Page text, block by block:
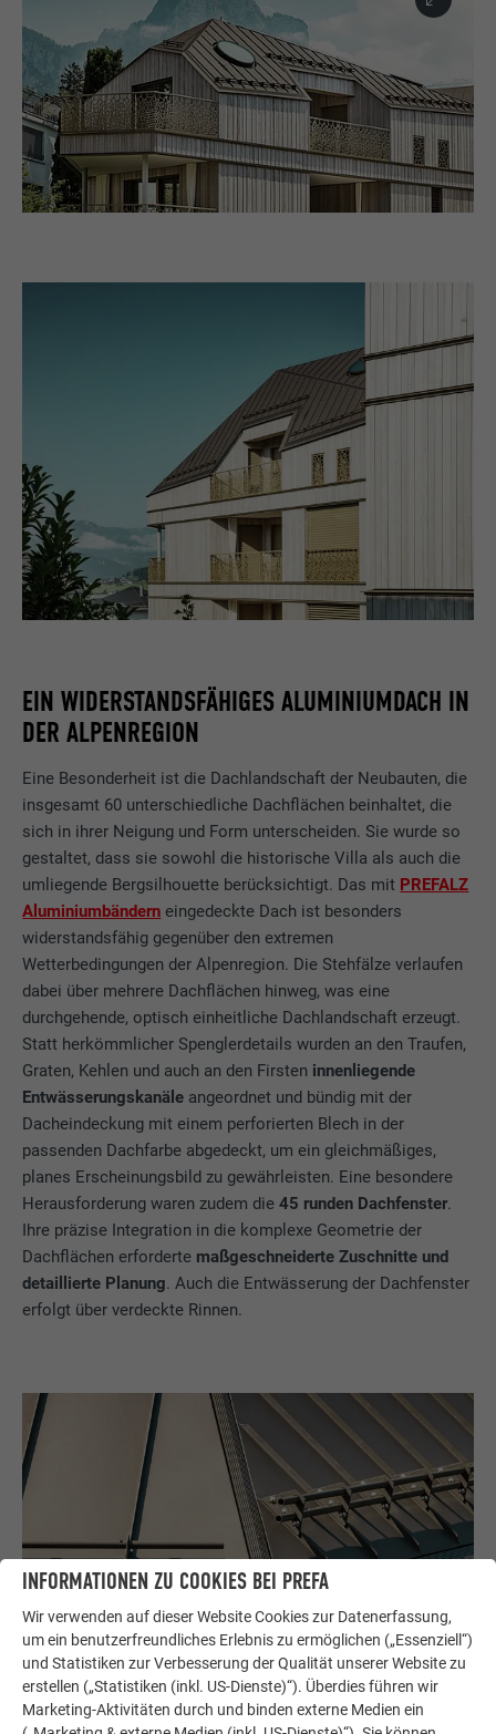
EIN WIDERSTANDSFÄHIGES ALUMINIUMDACH IN
DER ALPENREGION
Eine Besonderheit ist die Dachlandschaft der Neubauten, die
insgesamt 60 unterschiedliche Dachflächen beinhaltet, die
sich in ihrer Neigung und Form unterscheiden. Sie wurde so
gestaltet, dass sie sowohl die historische Villa als auch die
umliegende Bergsilhouette berücksichtigt. Das mit PREFALZ
Aluminiumbändern eingedeckte Dach ist besonders
widerstandsfähig gegenüber den extremen
Wetterbedingungen der Alpenregion. Die Stehfälze verlaufen
dabei über mehrere Dachflächen hinweg, was eine
durchgehende, optisch einheitliche Dachlandschaft erzeugt.
Statt herkömmlicher Spenglerdetails wurden an den Traufen,
Graten, Kehlen und auch an den Firsten innenliegende
Entwässerungskanäle angeordnet und bündig mit der
Dacheindeckung mit einem perforierten Blech in der
passenden Dachfarbe abgedeckt, um ein gleichmäßiges,
planes Erscheinungsbild zu gewährleisten. Eine besondere
Herausforderung waren zudem die45 runden Dachfenster.
Ihre präzise Integration in die komplexe Geometrie der
Dachflächen erforderte maßgeschneiderte Zuschnitte und
detaillierte Planung. Auch die Entwässerung der Dachfenster
erfolgt über verdeckte Rinnen.
INFORMATIONEN ZU COOKIES BEI PREFA
Wir verwenden auf dieser Website Cookies zur Datenerfassung,
um ein benutzerfreundliches Erlebnis zu ermöglichen („Essenziell“)
und Statistiken zur Verbesserung der Qualität unserer Website zu
erstellen („Statistiken (inkl. US-Dienste)“). Überdies führen wir
Marketing-Aktivitäten durch und binden externe Medien ein